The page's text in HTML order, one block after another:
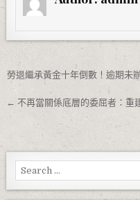
文章導覽
勞退繼承黃金十年倒數！逾期未
← 不再當關係底層的委屈者：重
Search for: